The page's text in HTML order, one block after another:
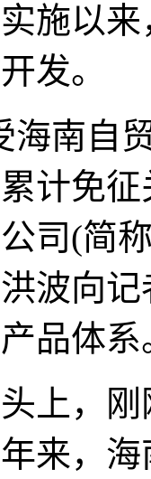
施以
发。
南自贸
计免
司(简
波向
品体系
，刚
来，